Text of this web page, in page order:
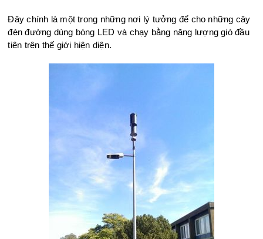
Đây chính là một trong những nơi lý tưởng để cho những cây
đèn đường dùng bóng LED và chạy bằng năng lượng gió đầu
tiên trên thế giới hiện diện.